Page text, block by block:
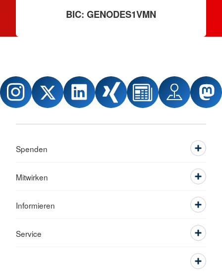
BIC: GENODES1VMN
Spenden
Mitwirken
Informieren
Service